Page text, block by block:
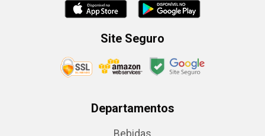
Site Seguro
Departamentos
Bebidas